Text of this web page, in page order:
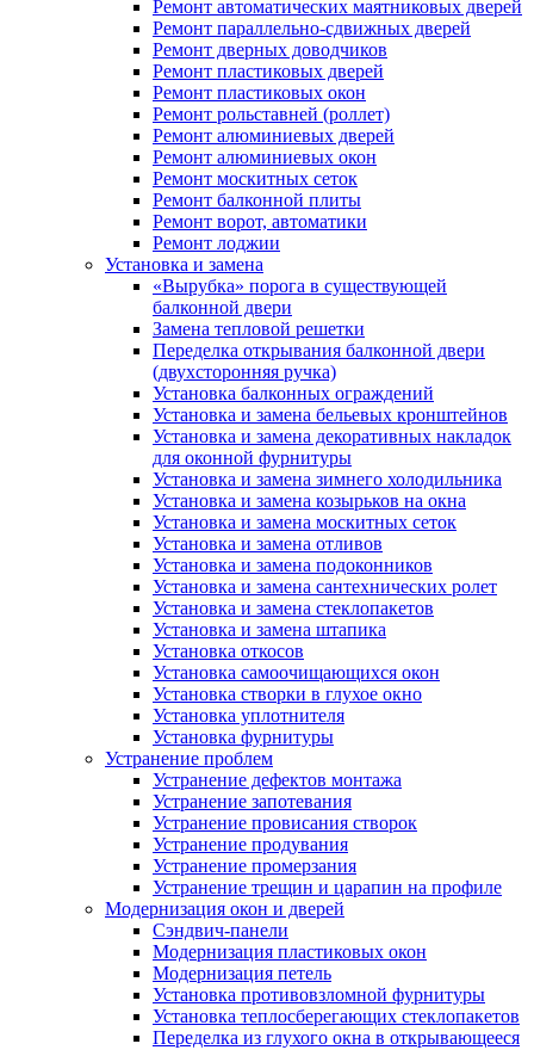
Ремонт автоматических маятниковых дверей
Ремонт параллельно-сдвижных дверей
Ремонт дверных доводчиков
Ремонт пластиковых дверей
Ремонт пластиковых окон
Ремонт рольставней (роллет)
Ремонт алюминиевых дверей
Ремонт алюминиевых окон
Ремонт москитных сеток
Ремонт балконной плиты
Ремонт ворот, автоматики
Ремонт лоджии
Установка и замена
«Вырубка» порога в существующей
балконной двери
Замена тепловой решетки
Переделка открывания балконной двери
(двухсторонняя ручка)
Установка балконных ограждений
Установка и замена бельевых кронштейнов
Установка и замена декоративных накладок
для оконной фурнитуры
Установка и замена зимнего холодильника
Установка и замена козырьков на окна
Установка и замена москитных сеток
Установка и замена отливов
Установка и замена подоконников
Установка и замена сантехнических ролет
Установка и замена стеклопакетов
Установка и замена штапика
Установка откосов
Установка самоочищающихся окон
Установка створки в глухое окно
Установка уплотнителя
Установка фурнитуры
Устранение проблем
Устранение дефектов монтажа
Устранение запотевания
Устранение провисания створок
Устранение продувания
Устранение промерзания
Устранение трещин и царапин на профиле
Модернизация окон и дверей
Сэндвич-панели
Модернизация пластиковых окон
Модернизация петель
Установка противовзломной фурнитуры
Установка теплосберегающих стеклопакетов
Переделка из глухого окна в открывающееся